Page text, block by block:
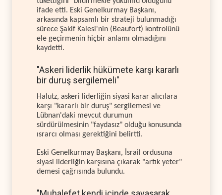
ifade etti. Eski Genelkurmay Başkanı,
arkasında kapsamlı bir strateji bulunmadığı
sürece Şakif Kalesi'nin (Beaufort) kontrolünü
ele geçirmenin hiçbir anlamı olmadığını
kaydetti.
"Askeri liderlik hükümete karşı kararlı
bir duruş sergilemeli"
Halutz, askeri liderliğin siyasi karar alıcılara
karşı "kararlı bir duruş" sergilemesi ve
Lübnan'daki mevcut durumun
sürdürülmesinin "faydasız" olduğu konusunda
ısrarcı olması gerektiğini belirtti.
Eski Genelkurmay Başkanı, İsrail ordusuna
siyasi liderliğin karşısına çıkarak "artık yeter"
demesi çağrısında bulundu.